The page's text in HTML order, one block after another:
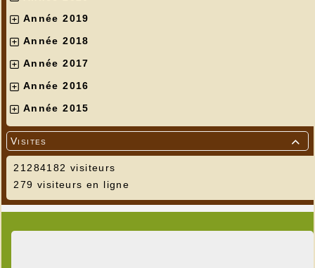
Année 2019
Année 2018
Année 2017
Année 2016
Année 2015

Visites
21284182 visiteurs
279 visiteurs en ligne